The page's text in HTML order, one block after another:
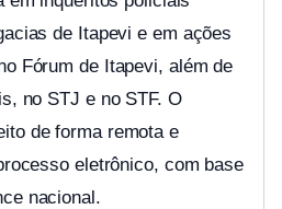
de Itapevi e em ações
Fórum de Itapevi, além de
no STJ e no STF. O
de forma remota e
eletrônico, com base
nacional.